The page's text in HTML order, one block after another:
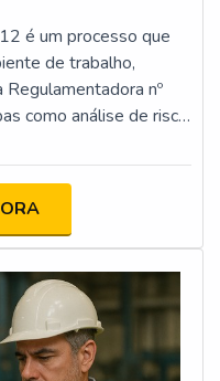
é um processo que
de trabalho,
nº
como análise de risco,
técnica e
as máquinas
requisitos legais e